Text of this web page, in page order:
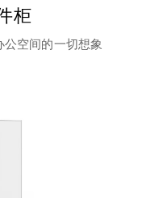
柜
公空间的一切想象